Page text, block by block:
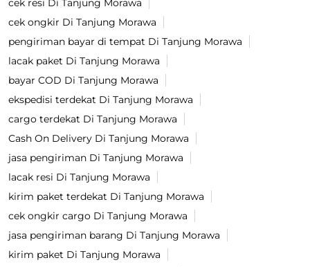
cek resi Di Tanjung Morawa
cek ongkir Di Tanjung Morawa
pengiriman bayar di tempat Di Tanjung Morawa
lacak paket Di Tanjung Morawa
bayar COD Di Tanjung Morawa
ekspedisi terdekat Di Tanjung Morawa
cargo terdekat Di Tanjung Morawa
Cash On Delivery Di Tanjung Morawa
jasa pengiriman Di Tanjung Morawa
lacak resi Di Tanjung Morawa
kirim paket terdekat Di Tanjung Morawa
cek ongkir cargo Di Tanjung Morawa
jasa pengiriman barang Di Tanjung Morawa
kirim paket Di Tanjung Morawa